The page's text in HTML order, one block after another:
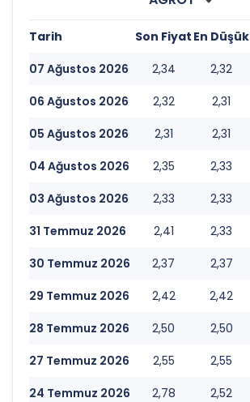
Tarih Son Fiyat En Düşük
07 Ağustos 2026
2,34 2,32
06 Ağustos 2026
2,32 2,31
05 Ağustos 2026
2,31 2,31
04 Ağustos 2026
2,35 2,33
03 Ağustos 2026
2,33 2,33
31 Temmuz 2026
2,41 2,33
30 Temmuz 2026
2,37 2,37
29 Temmuz 2026
2,42 2,42
28 Temmuz 2026
2,50 2,50
27 Temmuz 2026
2,55 2,55
24 Temmuz 2026
2,78 2,52